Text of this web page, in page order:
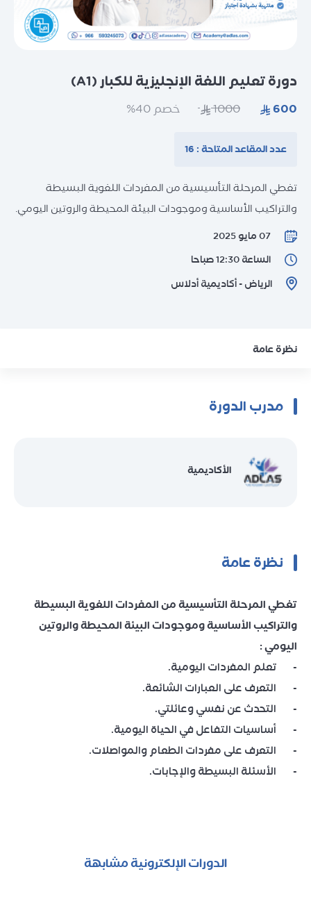
دورات تدريب المدربين (TOT)
دورات تخصصية
دورات الحساب الذهني
الاختبارات المعيارية العالمية (اختبارات
الكفاءة اللغوية)
اختبارات Unity
الدراسة بالخارج
الاستشارات
التدريب الخارجي
تدريب المدربين وتأهيلهم TOT
دورة تعليم اللغة الإنجليزية للكبار (A1)
خصم 40%
عدد المقاعد المتاحة : 16
تغطي المرحلة التأسيسية من المفردات اللغوية البسيطة
والتراكيب الأساسية وموجودات البيئة المحيطة والروتين اليومي.
07 مايو 2025
الساعة 12:30 صباحا
الرياض - أكاديمية أدلاس
نظرة عامة
مدرب الدورة
الأكاديمية
نظرة عامة
تغطي المرحلة التأسيسية من المفردات اللغوية البسيطة
والتراكيب الأساسية وموجودات البيئة المحيطة والروتين
اليومي :
- تعلم المفردات اليومية.
- التعرف على العبارات الشائعة.
- التحدث عن نفسي وعائلتي.
- أساسيات التفاعل في الحياة اليومية.
- التعرف على مفردات الطعام والمواصلات.
- الأسئلة البسيطة والإجابات.
الدورات الإلكترونية مشابهة